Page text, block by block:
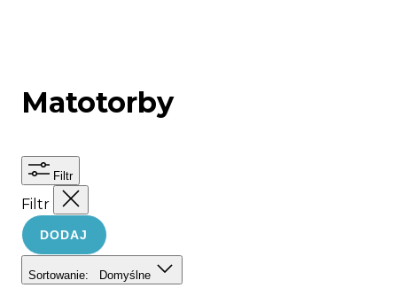
Matotorby
Filtr
Filtr
DODAJ
Sortowanie: Domyślne